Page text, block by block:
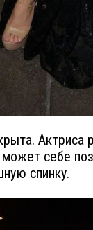
Актриса
себе
спинку.